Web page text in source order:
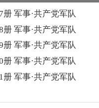
军事·共产党军队
军事·共产党军队
册 军事·共产党军队
册 军事·共产党军队
军事·共产党军队